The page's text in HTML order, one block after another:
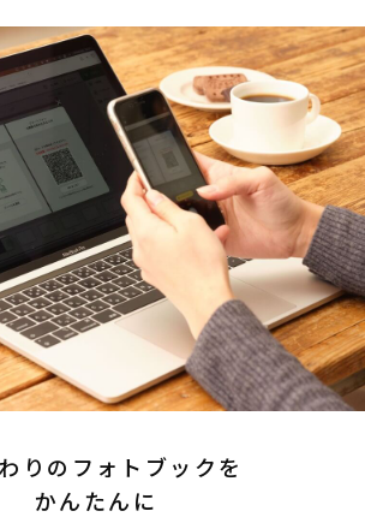
りのフォトブックを
かんたんに